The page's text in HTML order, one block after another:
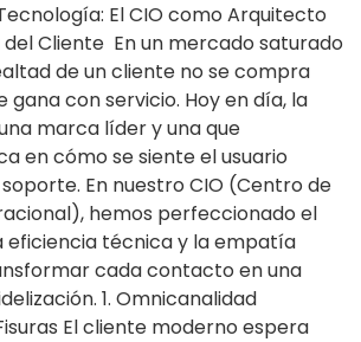
El CIO como Arquitecto
del Cliente En un mercado saturado
de un cliente no se compra
gana con servicio. Hoy en día, la
marca líder y una que
en cómo se siente el usuario
En nuestro CIO (Centro de
hemos perfeccionado el
eficiencia técnica y la empatía
cada contacto en una
1. Omnicanalidad
El cliente moderno espera